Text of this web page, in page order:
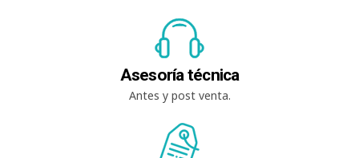
Asesoría técnica
Antes y post venta.